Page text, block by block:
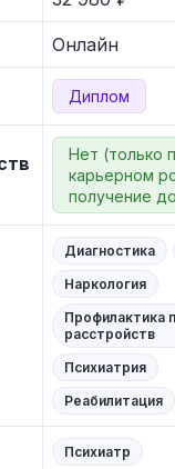
Онлайн
Диплом
Нет (только
карьерном
получение
Диагностика
Наркология
Профилактика
расстройств
Психиатрия
Реабилитация
Психиатр